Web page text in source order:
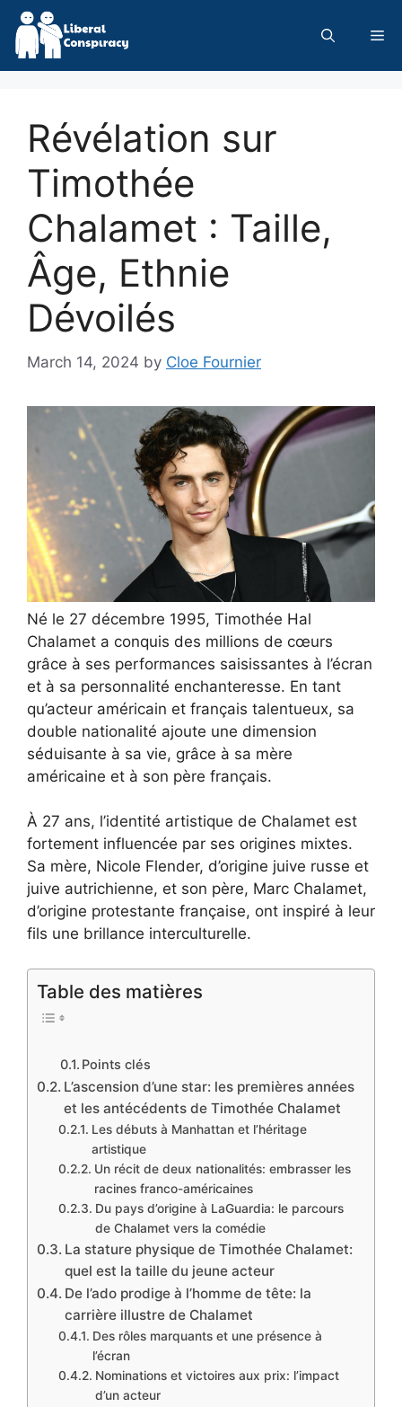
Skip
content
Révélation sur
Timothée
Chalamet : Taille,
Âge, Ethnie
Dévoilés
March 14, 2024 by Cloe Fournier
Né le 27 décembre 1995, Timothée Hal
Chalamet a conquis des millions de cœurs
grâce à ses performances saisissantes à l’écran
et à sa personnalité enchanteresse. En tant
qu’acteur américain et français talentueux, sa
double nationalité ajoute une dimension
séduisante à sa vie, grâce à sa mère
américaine et à son père français.
À 27 ans, l’identité artistique de Chalamet est
fortement influencée par ses origines mixtes.
Sa mère, Nicole Flender, d’origine juive russe et
juive autrichienne, et son père, Marc Chalamet,
d’origine protestante française, ont inspiré à leur
fils une brillance interculturelle.
Table des matières
Points clés
L’ascension d’une star: les premières années
et les antécédents de Timothée Chalamet
Les débuts à Manhattan et l’héritage
artistique
Un récit de deux nationalités: embrasser les
racines franco-américaines
Du pays d’origine à LaGuardia: le parcours
de Chalamet vers la comédie
La stature physique de Timothée Chalamet:
quel est la taille du jeune acteur
De l’ado prodige à l’homme de tête: la
carrière illustre de Chalamet
Des rôles marquants et une présence à
l’écran
Nominations et victoires aux prix: l’impact
d’un acteur